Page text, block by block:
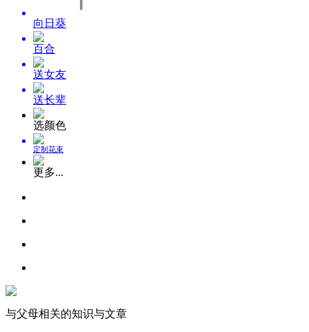
向日葵
百合
送女友
送长辈
选颜色
定制花束
更多...
与父母相关的知识与文章